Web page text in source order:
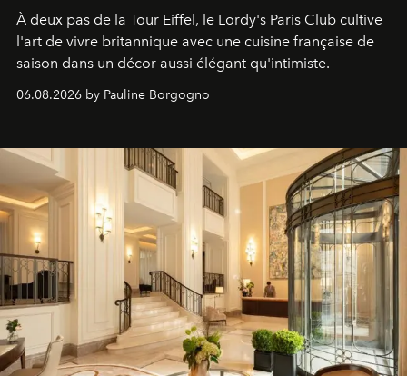
À deux pas de la Tour Eiffel, le Lordy's Paris Club cultive
l'art de vivre britannique avec une cuisine française de
saison dans un décor aussi élégant qu'intimiste.
06.08.2026 by Pauline Borgogno